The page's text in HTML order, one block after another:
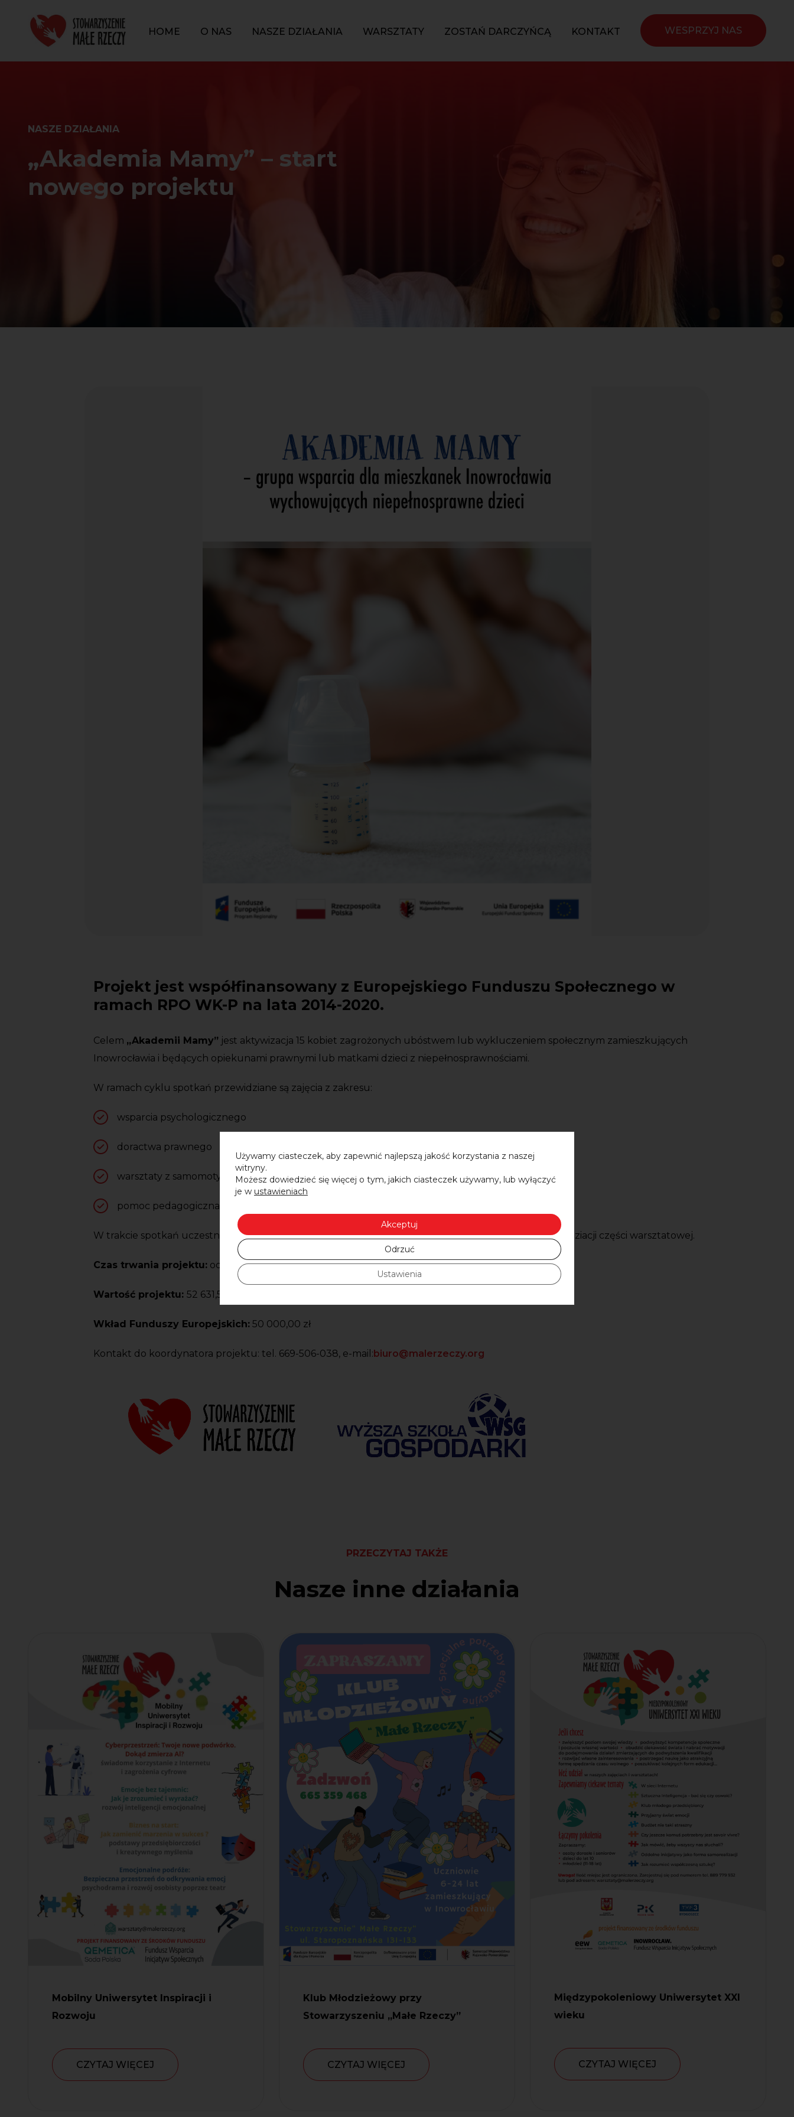
ustawień
dostępności
HOME O NAS NASZE DZIAŁANIA WARSZTATY ZOSTAŃ DARCZYŃCĄ KONTAKT WESPRZYJ NAS
NASZE DZIAŁANIA
„Akademia Mamy” – start
nowego projektu
Projekt jest współfinansowany z Europejskiego Funduszu Społecznego w
ramach RPO WK-P na lata 2014-2020.
Celem „Akademii Mamy” jest aktywizacja 15 kobiet zagrożonych ubóstwem lub wykluczeniem społecznym zamieszkujących
Inowrocławia i będących opiekunami prawnymi lub matkami dzieci z niepełnosprawnościami.
W ramach cyklu spotkań przewidziane są zajęcia z zakresu:
wsparcia psychologicznego
doractwa prawnego
warsztaty z samomotywacji i rozwijania własnych talentów
pomoc pedagogiczna
W trakcie spotkań uczestniczki mają zapewnioną opiekę nad dziećmi oraz materiały niezbędne do realziacji części warsztatowej.
Czas trwania projektu: od 1 stycznia do 30 czerwca 2019
Wartość projektu: 52 631,58 zł
Wkład Funduszy Europejskich: 50 000,00 zł
Kontakt do koordynatora projektu: tel. 669-506-038, e-mail:biuro@malerzeczy.org
PRZECZYTAJ TAKŻE
Nasze inne działania
Mobilny Uniwersytet Inspiracji i
Rozwoju
CZYTAJ WIĘCEJ
Klub Młodzieżowy przy
Stowarzyszeniu „Małe Rzeczy”
CZYTAJ WIĘCEJ
Międzypokoleniowy Uniwersytet XXI
wieku
CZYTAJ WIĘCEJ
Używamy ciasteczek, aby zapewnić najlepszą jakość korzystania z naszej
witryny.
Możesz dowiedzieć się więcej o tym, jakich ciasteczek używamy, lub wyłączyć
je w ustawieniach
Akceptuj
Odrzuć
Ustawienia